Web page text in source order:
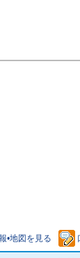
•地図を見る